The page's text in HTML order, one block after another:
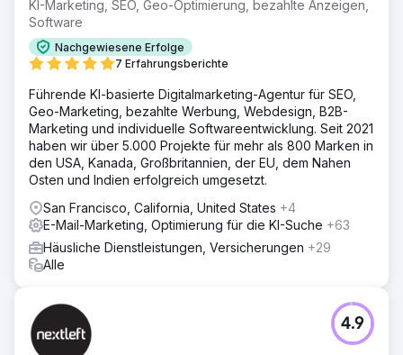
KI-Marketing, SEO, Geo-Optimierung, bezahlte Anzeigen,
Software
Nachgewiesene Erfolge
7 Erfahrungsberichte
Führende KI-basierte Digitalmarketing-Agentur für SEO,
Geo-Marketing, bezahlte Werbung, Webdesign, B2B-
Marketing und individuelle Softwareentwicklung. Seit 2021
haben wir über 5.000 Projekte für mehr als 800 Marken in
den USA, Kanada, Großbritannien, der EU, dem Nahen
Osten und Indien erfolgreich umgesetzt.
San Francisco, California, United States +4
E-Mail-Marketing, Optimierung für die KI-Suche +63
Häusliche Dienstleistungen, Versicherungen +29
Alle
4.9